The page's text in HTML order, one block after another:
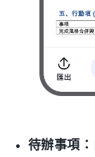
待辦事項：